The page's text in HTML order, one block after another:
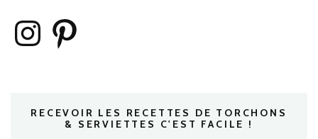
InstagramPinterest
RECEVOIR LES RECETTES DE TORCHONS
& SERVIETTES C'EST FACILE !